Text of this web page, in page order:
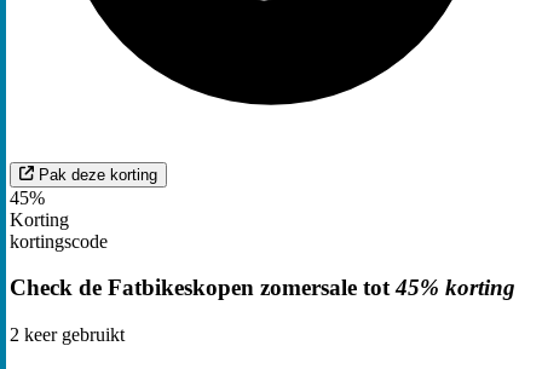
Pak deze korting
45%
Korting
kortingscode
Check de Fatbikeskopen zomersale tot45% korting
2 keer gebruikt